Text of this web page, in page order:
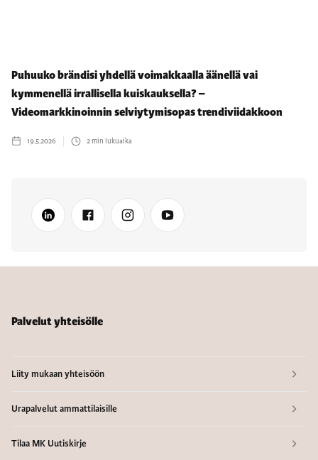
Puhuuko brändisi yhdellä voimakkaalla äänellä vai
kymmenellä irrallisella kuiskauksella? –
Videomarkkinoinnin selviytymisopas trendiviidakkoon
19.5.2026 2min lukuaika
Palvelut yhteisölle
Liity mukaan yhteisöön
Urapalvelut ammattilaisille
Tilaa MK Uutiskirje